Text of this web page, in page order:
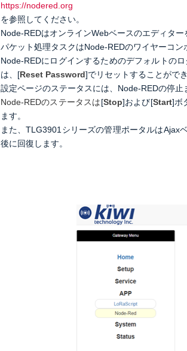
https://nodered.org
を参照してください。
Node-REDはオンラインWebベースのエディター
パケット処理タスクはNode-REDのワイヤーコン
Node-REDにログインするためのデフォルトの
は、[Reset Password]でリセットすることができ
設定ページのステータスには、Node-REDの停止
Node-REDのステータスは[Stop]および[Start]ボ
ます。
また、TLG3901シリーズの管理ポータルはAjax
後に回復します。